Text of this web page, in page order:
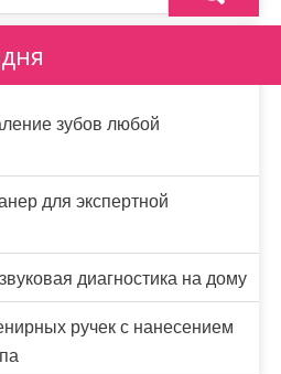
зубов любой
для экспертной
диагностика на дому
ручек с нанесением